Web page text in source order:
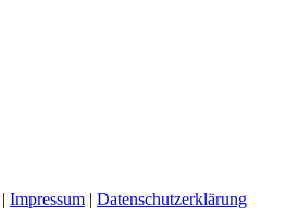
| Impressum | Datenschutzerklärung